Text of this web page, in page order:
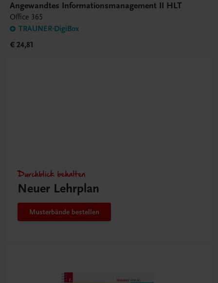
Angewandtes Informationsmanagement II HLT
Office 365
TRAUNER-DigiBox
€ 24,81
Durchblick behalten
Neuer Lehrplan
Musterbände bestellen